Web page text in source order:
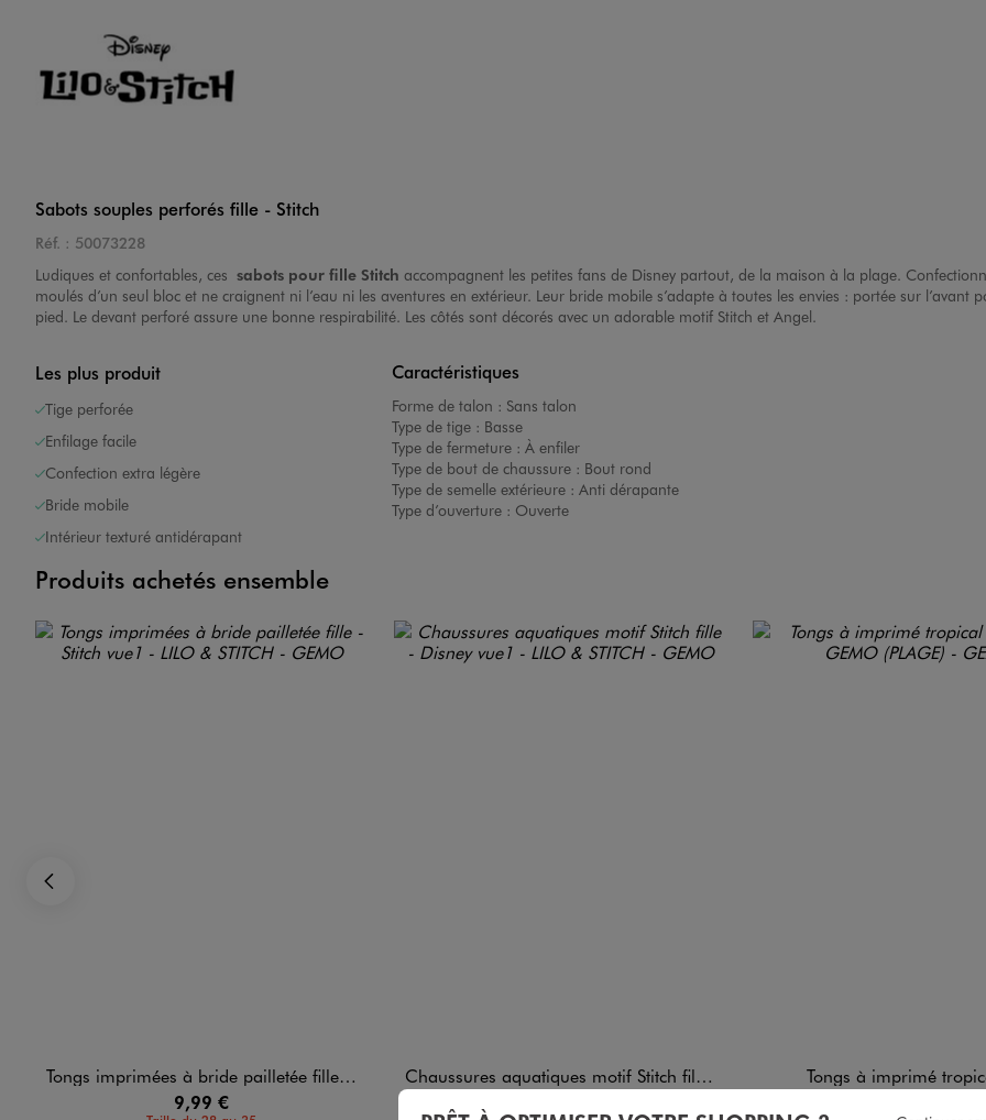
Image 5 sur 6
Image 6 sur 6
Image 1 sur 6
Image 2 sur 6
Sabots souples perforés fille - Stitch
Réf. : 50073228
Ludiques et confortables, ces sabots pour fille Stitch accompagnent les petites fans de Disney partout, de la maison à la plage.
moulés d’un seul bloc et ne craignent ni l’eau ni les aventures en extérieur. Leur bride mobile s’adapte à toutes les envies : portée sur
pied. Le devant perforé assure une bonne respirabilité. Les côtés sont décorés avec un adorable motif Stitch et Angel.
Les plus produit
Tige perforée
Enfilage facile
Confection extra légère
Bride mobile
Intérieur texturé antidérapant
Caractéristiques
Forme de talon : Sans talon
Type de tige : Basse
Type de fermeture : À enfiler
Type de bout de chaussure : Bout rond
Type de semelle extérieure : Anti dérapante
Type d’ouverture : Ouverte
Produits achetés ensemble
Tongs imprimées à bride pailletée fille - Stitch
9,99 €
Chaussures aquatiques motif Stitch fille - Disney
Tongs à imprimé